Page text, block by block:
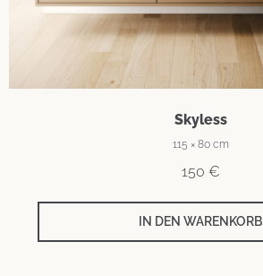
Skyless
115 × 80 cm
150 €
IN DEN WARENKORB